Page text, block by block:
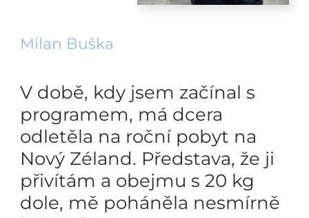
Milan Buška
V době, kdy jsem začínal s
programem, má dcera
odletěla na roční pobyt na
Nový Zéland. Představa, že ji
přivítám a obejmu s 20 kg
dole, mě poháněla nesmírně